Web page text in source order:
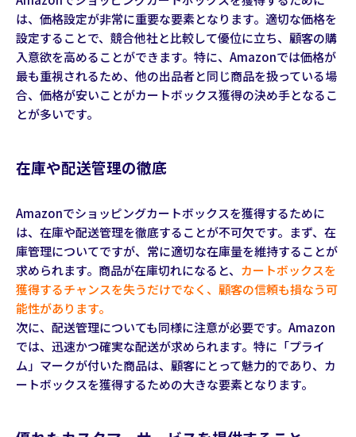
は、価格設定が非常に重要な要素となります。適切な価格を
設定することで、競合他社と比較して優位に立ち、顧客の購
入意欲を高めることができます。特に、Amazonでは価格が
最も重視されるため、他の出品者と同じ商品を扱っている場
合、価格が安いことがカートボックス獲得の決め手となるこ
とが多いです。
在庫や配送管理の徹底
Amazonでショッピングカートボックスを獲得するために
は、在庫や配送管理を徹底することが不可欠です。まず、在
庫管理についてですが、常に適切な在庫量を維持することが
求められます。商品が在庫切れになると、 カートボックスを
獲得するチャンスを失うだけでなく、顧客の信頼も損なう可
能性があります。
次に、配送管理についても同様に注意が必要です。Amazon
では、迅速かつ確実な配送が求められます。特に「プライ
ム」マークが付いた商品は、顧客にとって魅力的であり、カ
ートボックスを獲得するための大きな要素となります。